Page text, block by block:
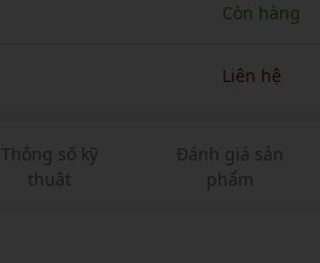
Còn hàng
Liên hệ
Thông số kỹ
thuật
Đánh giá sản
phẩm